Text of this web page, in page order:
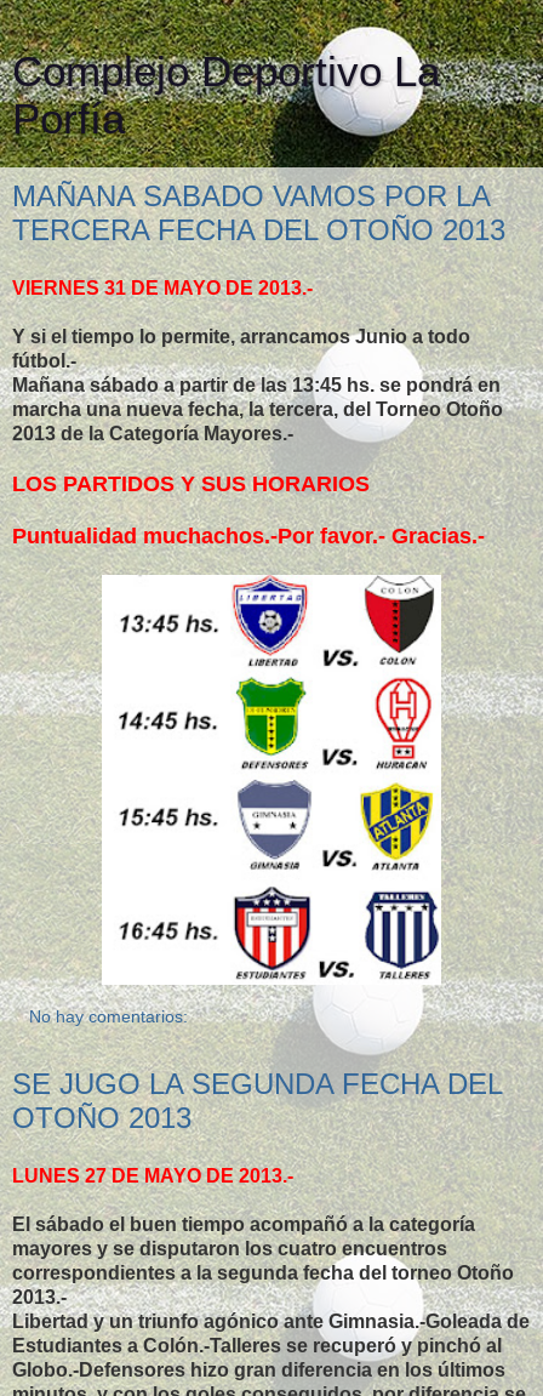
Complejo Deportivo La
Porfía
MAÑANA SABADO VAMOS POR LA
TERCERA FECHA DEL OTOÑO 2013
VIERNES 31 DE MAYO DE 2013.-
Y si el tiempo lo permite, arrancamos Junio a todo
fútbol.-
Mañana sábado a partir de las 13:45 hs. se pondrá en
marcha una nueva fecha, la tercera, del Torneo Otoño
2013 de la Categoría Mayores.-
LOS PARTIDOS Y SUS HORARIOS
Puntualidad muchachos.-Por favor.- Gracias.-
No hay comentarios:
SE JUGO LA SEGUNDA FECHA DEL
OTOÑO 2013
LUNES 27 DE MAYO DE 2013.-
El sábado el buen tiempo acompañó a la categoría
mayores y se disputaron los cuatro encuentros
correspondientes a la segunda fecha del torneo Otoño
2013.-
Libertad y un triunfo agónico ante Gimnasia.-Goleada de
Estudiantes a Colón.-Talleres se recuperó y pinchó al
Globo.-Defensores hizo gran diferencia en los últimos